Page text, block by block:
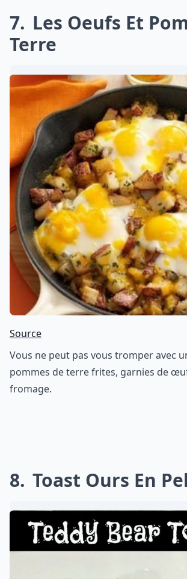
7 Les Oeufs Et
Terre
Source
Vous ne peut pas vous tromper avec
pommes de terre frites, garnies de
fromage.
8 Toast Ours En